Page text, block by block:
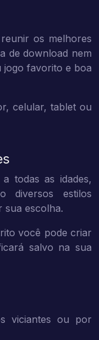
os melhores
de download nem
jogo favorito e boa
celular, tablet ou
todas as idades,
diversos estilos
sua escolha.
você pode criar
salvo na sua
viciantes ou por